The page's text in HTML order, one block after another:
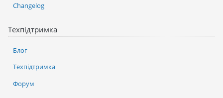
Changelog
Техпідтримка
Блог
Техпідтримка
Форум